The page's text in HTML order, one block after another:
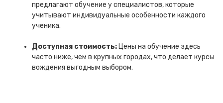
предлагают обучение у специалистов, которые
учитывают индивидуальные особенности каждого
ученика.
Доступная стоимость: Цены на обучение здесь
часто ниже, чем в крупных городах, что делает курсы
вождения выгодным выбором.